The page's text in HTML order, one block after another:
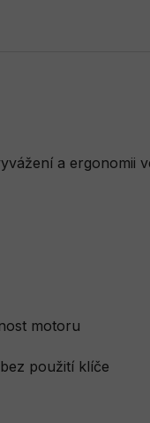
a ergonomii
motoru
použití klíče